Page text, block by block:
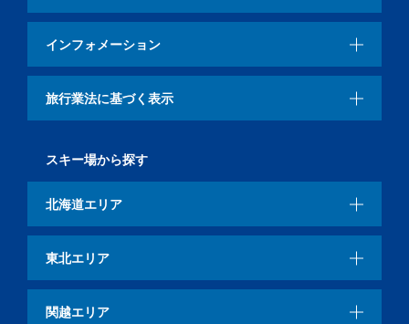
インフォメーション
旅行業法に基づく表示
スキー場から探す
北海道エリア
東北エリア
関越エリア